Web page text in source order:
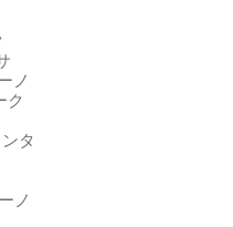
ノ
ク
タ
ノ